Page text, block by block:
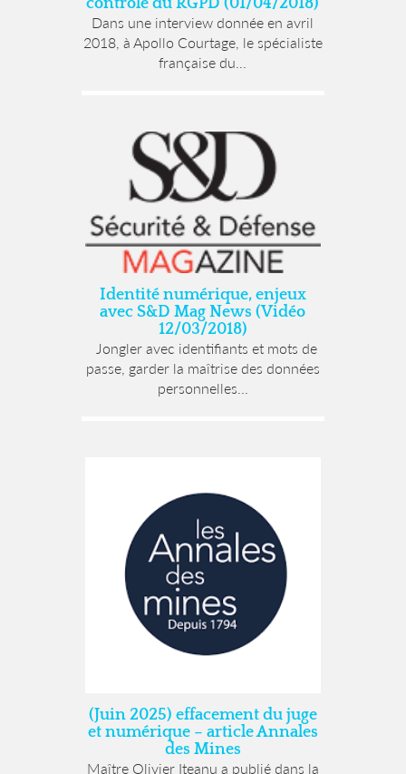
contrôle du RGPD (01/04/2018)
Dans une interview donnée en avril
2018, à Apollo Courtage, le spécialiste
française du...
Identité numérique, enjeux
avec S&D Mag News (Vidéo
12/03/2018)
Jongler avec identifiants et mots de
passe, garder la maîtrise des données
personnelles...
(Juin 2025) effacement du juge
et numérique – article Annales
des Mines
Maître Olivier Iteanu a publié dans la